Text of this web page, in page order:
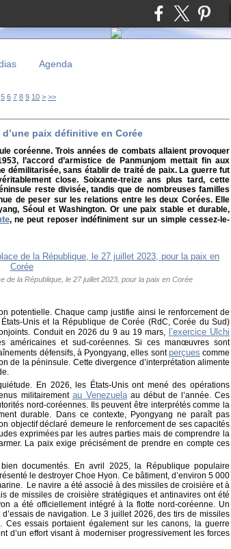
Agenda
5 6 7 8 9 10 20
30
> >>
paix définitive en Corée
coréenne. Trois années de combats allaient provoquer
l’accord d’armistice de Panmunjom mettait fin aux
démilitarisée, sans établir de traité de paix. La guerre fut
close. Soixante-treize ans plus tard, cette
reste divisée, tandis que de nombreuses familles
de peser sur les relations entre les deux Corées. Elle
Séoul et Washington. Or une paix stable et durable,
, ne peut reposer indéfiniment sur un simple cessez-le-
de la République, le 27 juillet 2023, pour la paix en Corée
potentielle. Chaque camp justifie ainsi le renforcement de
Unis et la République de Corée (RdC, Corée du Sud)
Conduit en 2026 du 9 au 19 mars, l’exercice Ulchi
américaines et sud-coréennes. Si ces manœuvres sont
défensifs, à Pyongyang, elles sont perçues comme
de la péninsule. Cette divergence d’interprétation alimente
En 2026, les États-Unis ont mené des opérations
militairement au Venezuelaau début de l’année. Ces
nord-coréennes. Ils peuvent être interprétés comme la
durable. Dans ce contexte, Pyongyang ne paraît pas
objectif déclaré demeure le renforcement de ses capacités
exprimées par les autres parties mais de comprendre la
La paix exige précisément de prendre en compte ces
documentés. En avril 2025, la République populaire
le destroyer Choe Hyon. Ce bâtiment, d’environ 5 000
Le navire a été associé à des missiles de croisière et à
de missiles de croisière stratégiques et antinavires ont été
a été officiellement intégré à la flotte nord-coréenne. Un
de navigation. Le 3 juillet 2026, des tirs de missiles
essais portaient également sur les canons, la guerre
d’un effort visant à moderniser progressivement les forces